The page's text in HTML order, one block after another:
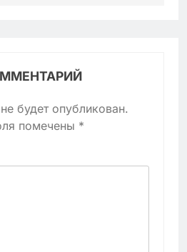
будет опубликован.
помечены *